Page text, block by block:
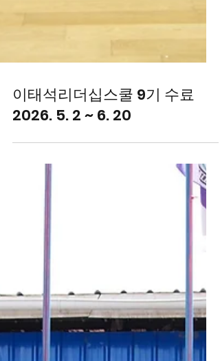
이태석리더십스쿨 9기 수료
2026. 5. 2 ~ 6. 20